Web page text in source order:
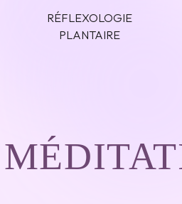
RÉFLEXOLOGIE
PLANTAIRE